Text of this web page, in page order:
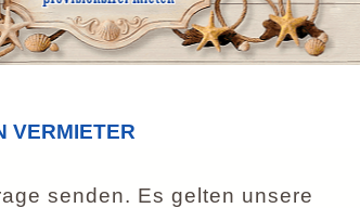
VERMIETER
senden. Es gelten unsere